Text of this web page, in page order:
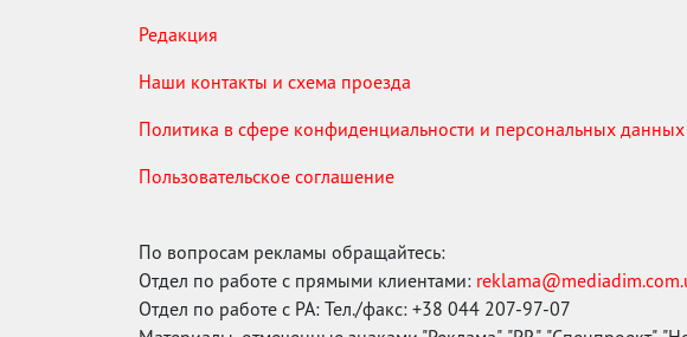
Редакция
Наши контакты и схема проезда
Политика в сфере конфиденциальности и персональных данных
Пользовательское соглашение
По вопросам рекламы обращайтесь:
Отдел по работе с прямыми клиентами:
Отдел по работе с РА: Тел./факс: +38 044 207-97-07